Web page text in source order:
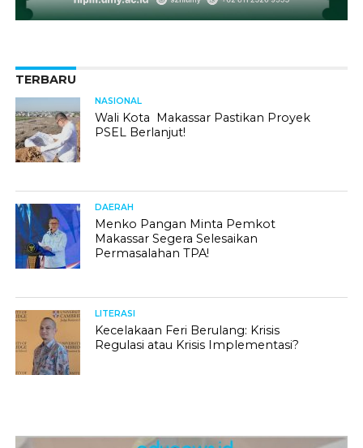
TERBARU
NASIONAL
Wali Kota Makassar Pastikan Proyek
PSEL Berlanjut!
DAERAH
Menko Pangan Minta Pemkot
Makassar Segera Selesaikan
Permasalahan TPA!
LITERASI
Kecelakaan Feri Berulang: Krisis
Regulasi atau Krisis Implementasi?